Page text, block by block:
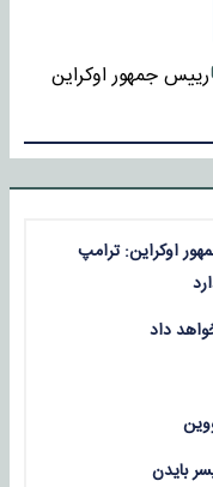
رییس جمهور اوکراین
اوکراین: ترامپ
داد
بایدن